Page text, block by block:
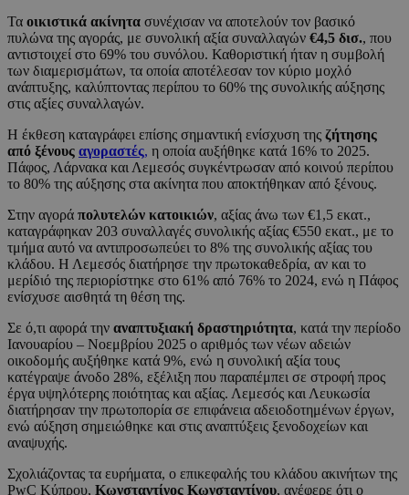
Τα οικιστικά ακίνητα συνέχισαν να αποτελούν τον βασικό
πυλώνα της αγοράς, με συνολική αξία συναλλαγών €4,5 δισ., που
αντιστοιχεί στο 69% του συνόλου. Καθοριστική ήταν η συμβολή
των διαμερισμάτων, τα οποία αποτέλεσαν τον κύριο μοχλό
ανάπτυξης, καλύπτοντας περίπου το 60% της συνολικής αύξησης
στις αξίες συναλλαγών.
Η έκθεση καταγράφει επίσης σημαντική ενίσχυση της ζήτησης
από ξένους αγοραστές, η οποία αυξήθηκε κατά 16% το 2025.
Πάφος, Λάρνακα και Λεμεσός συγκέντρωσαν από κοινού περίπου
το 80% της αύξησης στα ακίνητα που αποκτήθηκαν από ξένους.
Στην αγορά πολυτελών κατοικιών, αξίας άνω των €1,5 εκατ.,
καταγράφηκαν 203 συναλλαγές συνολικής αξίας €550 εκατ., με το
τμήμα αυτό να αντιπροσωπεύει το 8% της συνολικής αξίας του
κλάδου. Η Λεμεσός διατήρησε την πρωτοκαθεδρία, αν και το
μερίδιό της περιορίστηκε στο 61% από 76% το 2024, ενώ η Πάφος
ενίσχυσε αισθητά τη θέση της.
Σε ό,τι αφορά την αναπτυξιακή δραστηριότητα, κατά την περίοδο
Ιανουαρίου – Νοεμβρίου 2025 ο αριθμός των νέων αδειών
οικοδομής αυξήθηκε κατά 9%, ενώ η συνολική αξία τους
κατέγραψε άνοδο 28%, εξέλιξη που παραπέμπει σε στροφή προς
έργα υψηλότερης ποιότητας και αξίας. Λεμεσός και Λευκωσία
διατήρησαν την πρωτοπορία σε επιφάνεια αδειοδοτημένων έργων,
ενώ αύξηση σημειώθηκε και στις αναπτύξεις ξενοδοχείων και
αναψυχής.
Σχολιάζοντας τα ευρήματα, ο επικεφαλής του κλάδου ακινήτων της
PwC Κύπρου, Κωνσταντίνος Κωνσταντίνου, ανέφερε ότι ο